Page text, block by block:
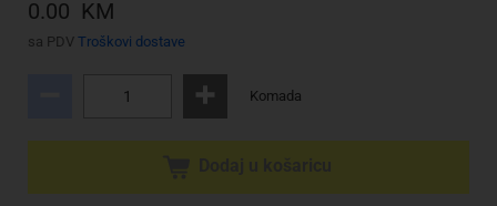
0.00 KM
sa PDV Troškovi dostave
Komada